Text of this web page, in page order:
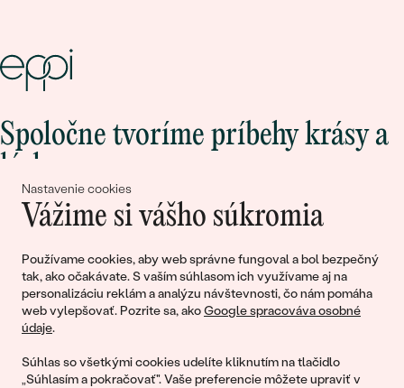
Nastavenie cookies
Vážime si vášho súkromia
Používame cookies, aby web správne fungoval a bol bezpečný
tak, ako očakávate. S vaším súhlasom ich využívame aj na
personalizáciu reklám a analýzu návštevnosti, čo nám pomáha
web vylepšovať. Pozrite sa, akoGoogle spracováva osobné
údaje.
Súhlas so všetkými cookies udelíte kliknutím na tlačidlo
„Súhlasím a pokračovať". Vaše preferencie môžete upraviť v
Spoločne tvoríme príbehy krásy a
lásky
Pripojte sa k nám!